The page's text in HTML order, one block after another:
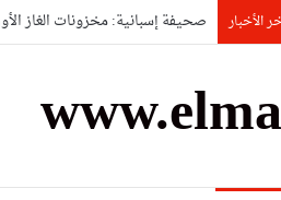
الأخبار صحيفة إسبانية: مخزونات الغاز